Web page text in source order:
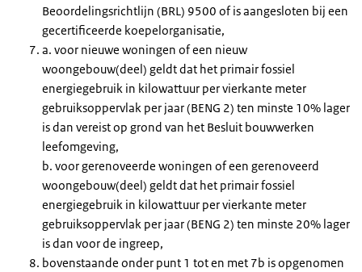
Beoordelingsrichtlijn (BRL) 9500 of is aangesloten bij een
gecertificeerde koepelorganisatie,
a. voor nieuwe woningen of een nieuw
woongebouw(deel) geldt dat het primair fossiel
energiegebruik in kilowattuur per vierkante meter
gebruiksoppervlak per jaar (BENG 2) ten minste 10% lager
is dan vereist op grond van het Besluit bouwwerken
leefomgeving,
b. voor gerenoveerde woningen of een gerenoveerd
woongebouw(deel) geldt dat het primair fossiel
energiegebruik in kilowattuur per vierkante meter
gebruiksoppervlak per jaar (BENG 2) ten minste 20% lager
is dan voor de ingreep,
bovenstaande onder punt 1 tot en met 7b is opgenomen